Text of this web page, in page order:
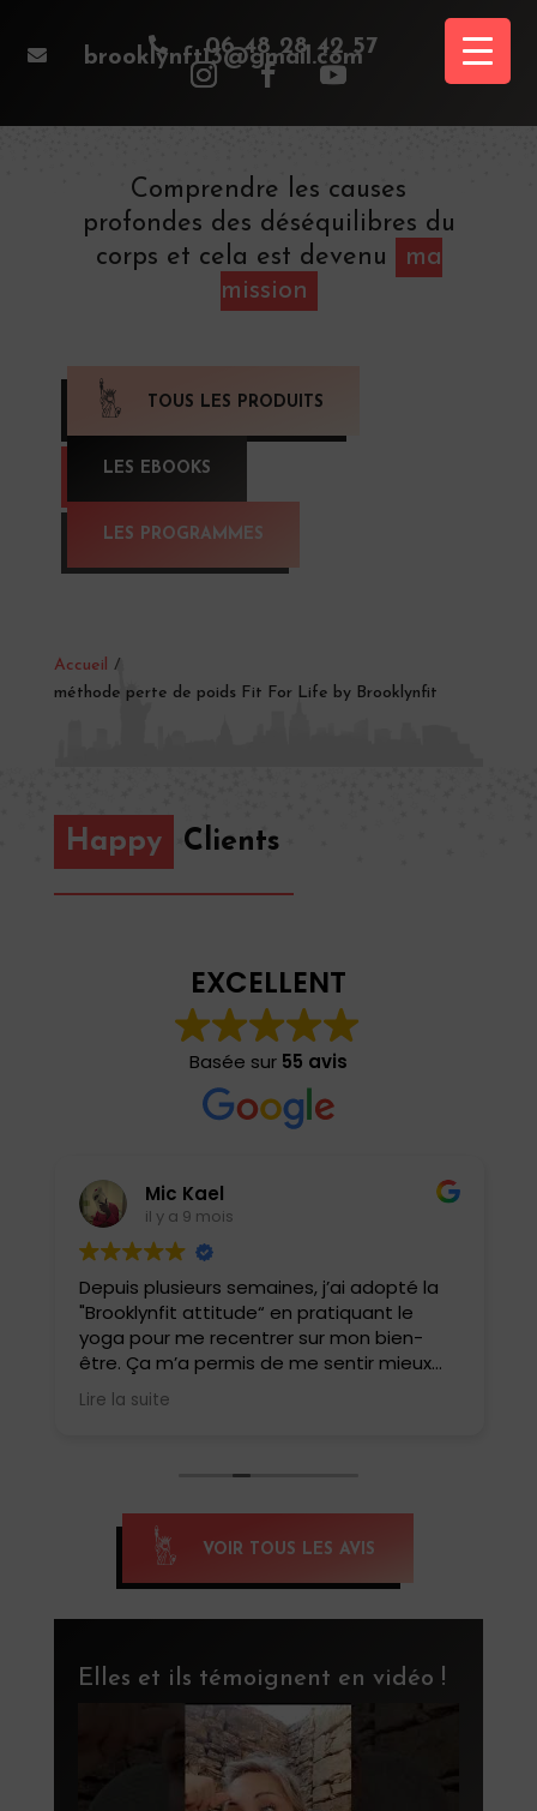
 06 48 28 42 57
 brooklynft13@gmail.com
Comprendre les causes
profondes des déséquilibres du
corps et cela est devenu
ma
mission
TOUS LES PRODUITS
LES EBOOKS
LES PROGRAMMES
Accueil /
méthode perte de poids Fit For Life by Brooklynfit
Happy Clients
EXCELLENT
Basée sur 55 avis
Mic Kael
il y a 9 mois
Depuis plusieurs semaines, j’ai adopté la
"Brooklynfit attitude“ en pratiquant le
yoga pour me recentrer sur mon bien-
être. Ça m’a permis de me sentir mieux
dans ma tête et mon corps. J’ai
également pu tester le yoga HIIT, une
tellement de bien . Un yoga pas comme
les autres.
Si tu veux te reconnecter et te renforcer,
c’est yoga HIIT qu’il faut pratiquer, merci
Anissa pour cette belle découverte,
Lire la suite
VOIR TOUS LES AVIS
Elles et ils témoignent en vidéo !